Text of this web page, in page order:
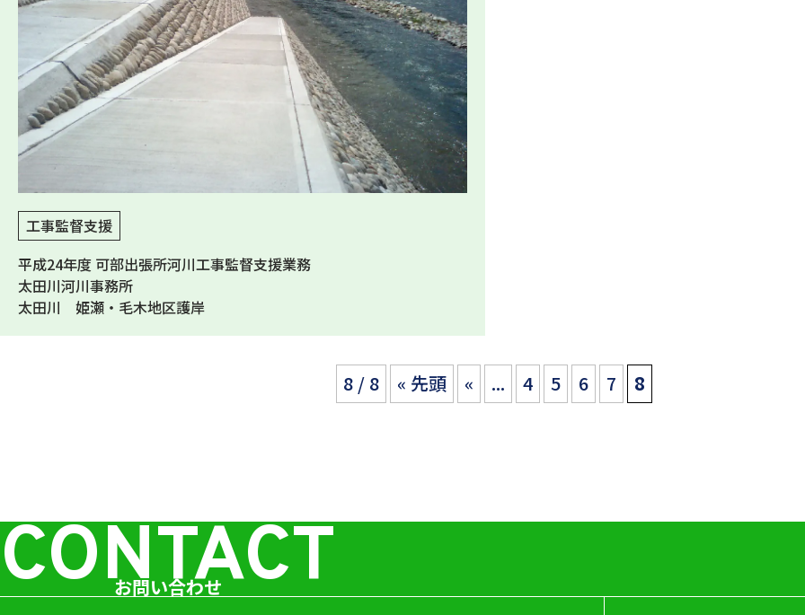
工事監督支援
平成24年度 可部出張所河川工事監督支援業務
太田川河川事務所
太田川 姫瀬・毛木地区護岸
8 / 8 « 先頭 « ... 4 5 6 7 8
CONTACT
お問い合わせ